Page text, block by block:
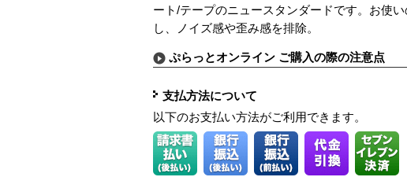
ート/テープのニュースタンダードです。お使
し、ノイズ感や歪み感を排除。
ぷらっとオンライン ご購入の際の注意点
支払方法について
以下のお支払い方法がご利用できます。